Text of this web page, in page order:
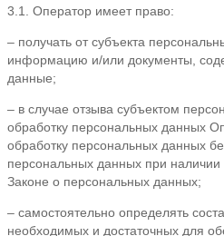
3.1. Оператор имеет право:
– получать от субъекта
информацию и/или документы,
данные;
– в случае отзыва субъектом
обработку персональных данных
обработку персональных данных
персональных данных при наличии
Законе о персональных данных;
– самостоятельно определять
необходимых и достаточных для